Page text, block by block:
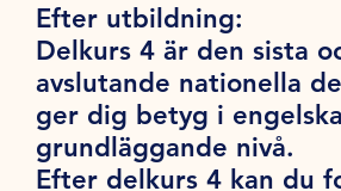
Efter utbildning:
Delkurs 4 är den sista
avslutande nationella
ger dig betyg i
grundläggande nivå.
Efter delkurs 4 kan du